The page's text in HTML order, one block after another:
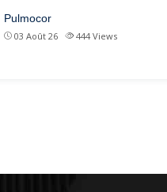
Pulmocor
03 Août 26 444 Views